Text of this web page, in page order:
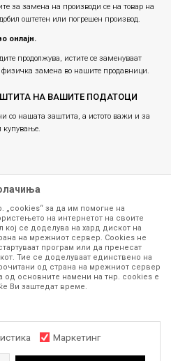
за замена на производи се на товар на
оштетен или погрешен производ.
онлајн.
продолжува, истите се заменуваат
замена во нашите продавници.
НА ВАШИТЕ ПОДАТОЦИ
со нашата заштита, а истото важи и за
купување.
кои се изложени на нашата
бидат конкретни, точни и прецизни,
дека се без ниту една грешка или
моментот се достапни на залиха.
приказ на производот. Доколку
број 071 297 676, 070 275 363
(08-16ч) и сабота (10-15ч)
„cookies“ за да им помогне на
на интернетот на своите
кој се доделува на хард дискот на
на мрежниот сервер. Cookies не
програм или да пренесат
Тие се доделуваат единствено на
од страна на мрежниот сервер
од основните намени на тнр. сookies е
Ви заштедат време.
Маркетинг